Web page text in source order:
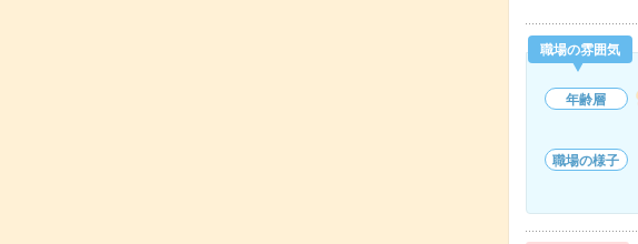
職場の雰囲気
年齢層
職場の様子